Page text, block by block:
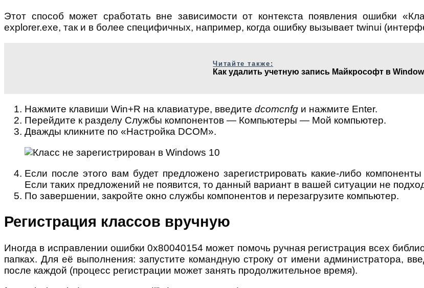
Этот способ может сработать вне зависимости от контекста появления ошибки
explorer.exe, так и в более специфичных, например, когда ошибку вызывает twinui
Читайте также:
Как удалить учетную запись Майкрософт в
Нажмите клавиши Win+R на клавиатуре, введите dcomcnfg и нажмите Enter.
Перейдите к разделу Службы компонентов — Компьютеры — Мой компьютер.
Дважды кликните по «Настройка DCOM».
Если после этого вам будет предложено зарегистрировать какие-либо
Если таких предложений не появится, то данный вариант в вашей ситуации не
По завершении, закройте окно службы компонентов и перезагрузите компьютер.
Регистрация классов вручную
Иногда в исправлении ошибки 0x80040154 может помочь ручная регистрация всех
папках. Для её выполнения: запустите командную строку от имени администратора,
после каждой (процесс регистрации может занять продолжительное время).